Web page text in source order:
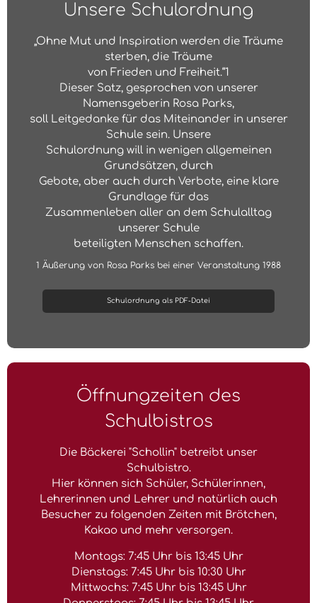
Unsere Schulordnung
„Ohne Mut und Inspiration werden die Träume
sterben, die Träume
von Frieden und Freiheit.“1
Dieser Satz, gesprochen von unserer
Namensgeberin Rosa Parks,
soll Leitgedanke für das Miteinander in unserer
Schule sein. Unsere
Schulordnung will in wenigen allgemeinen
Grundsätzen, durch
Gebote, aber auch durch Verbote, eine klare
Grundlage für das
Zusammenleben aller an dem Schulalltag
unserer Schule
beteiligten Menschen schaffen.
1 Äußerung von Rosa Parks bei einer Veranstaltung 1988
Schulordnung als PDF-Datei
Öffnungzeiten des
Schulbistros
Die Bäckerei "Schollin" betreibt unser
Schulbistro.
Hier können sich Schüler, Schülerinnen,
Lehrerinnen und Lehrer und natürlich auch
Besucher zu folgenden Zeiten mit Brötchen,
Kakao und mehr versorgen.
Montags: 7:45 Uhr bis 13:45 Uhr
Dienstags: 7:45 Uhr bis 10:30 Uhr
Mittwochs: 7:45 Uhr bis 13:45 Uhr